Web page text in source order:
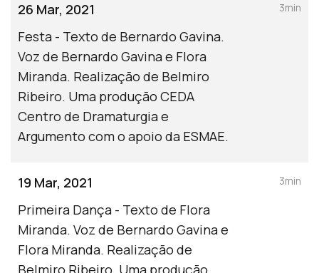
26 Mar, 2021
Festa - Texto de Bernardo Gavina.
Voz de Bernardo Gavina e Flora
Miranda. Realização de Belmiro
Ribeiro. Uma produção CEDA
Centro de Dramaturgia e
Argumento com o apoio da ESMAE.
3min
19 Mar, 2021
Primeira Dança - Texto de Flora
Miranda. Voz de Bernardo Gavina e
Flora Miranda. Realização de
Belmiro Ribeiro. Uma produção
3min